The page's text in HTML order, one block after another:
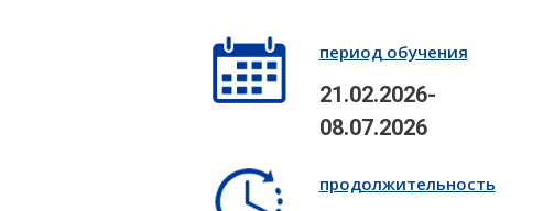
период обучения
21.02.2026-
08.07.2026
продолжительность